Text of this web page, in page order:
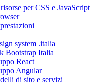
per CSS e JavaScript
system .italia
Bootstrap Italia
React
Angular
di sito e servizi